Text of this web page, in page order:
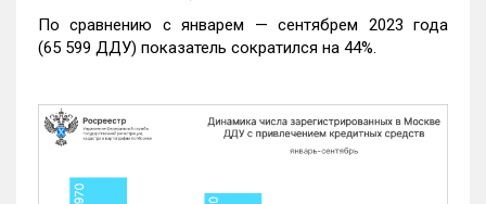
По сравнению с январем — сентябрем 2023 года
(65 599 ДДУ) показатель сократился на 44%.